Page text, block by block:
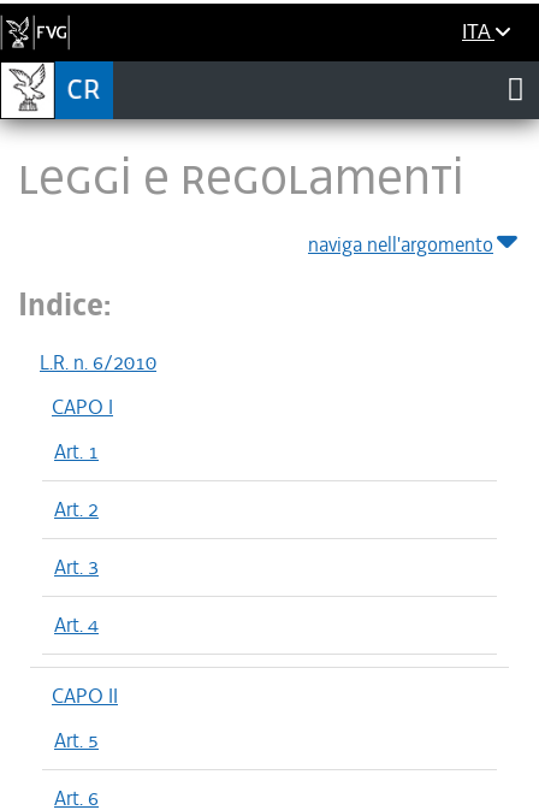
ITA
LEGGI E REGOLAMENTI
naviga nell'argomento
Indice:
L.R. n. 6/2010
CAPO I
Art. 1
Art. 2
Art. 3
Art. 4
CAPO II
Art. 5
Art. 6